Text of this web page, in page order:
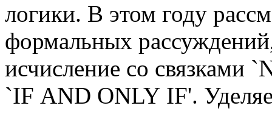
логики. В этом году
формальных
исчисление со связками
`IF AND ONLY IF'.